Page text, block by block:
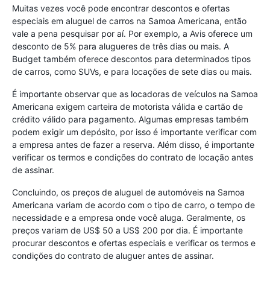
Muitas vezes você pode encontrar descontos e ofertas
especiais em aluguel de carros na Samoa Americana, então
vale a pena pesquisar por aí. Por exemplo, a Avis oferece um
desconto de 5% para alugueres de três dias ou mais. A
Budget também oferece descontos para determinados tipos
de carros, como SUVs, e para locações de sete dias ou mais.
É importante observar que as locadoras de veículos na Samoa
Americana exigem carteira de motorista válida e cartão de
crédito válido para pagamento. Algumas empresas também
podem exigir um depósito, por isso é importante verificar com
a empresa antes de fazer a reserva. Além disso, é importante
verificar os termos e condições do contrato de locação antes
de assinar.
Concluindo, os preços de aluguel de automóveis na Samoa
Americana variam de acordo com o tipo de carro, o tempo de
necessidade e a empresa onde você aluga. Geralmente, os
preços variam de US$ 50 a US$ 200 por dia. É importante
procurar descontos e ofertas especiais e verificar os termos e
condições do contrato de aluguer antes de assinar.